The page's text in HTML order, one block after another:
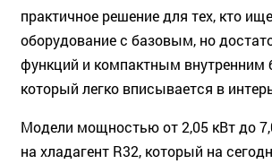
практичное решение для тех, кто
оборудование с базовым, но
функций и компактным внутренним
который легко вписывается в
Модели мощностью от 2,05 кВт до
на хладагент R32, который на